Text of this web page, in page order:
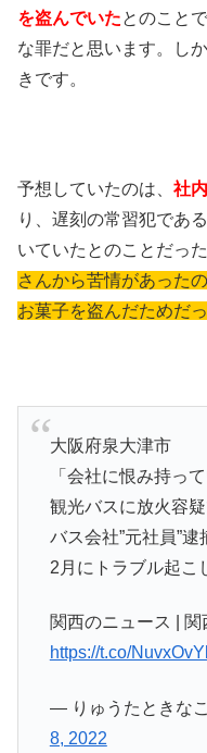
を盗んでいたとのこと
な罪だと思います。し
きです。
予想していたのは、 社
り、遅刻の常習犯であ
いていたとのことだった
さんから苦情があった
お菓子を盗んだためだっ
大阪府泉大津市
「会社に恨み持って
観光バスに放火容
バス会社”元社員”逮
2月にトラブル起こ
関西のニュース |
https://t.co/
— りゅうたときな
8, 2022